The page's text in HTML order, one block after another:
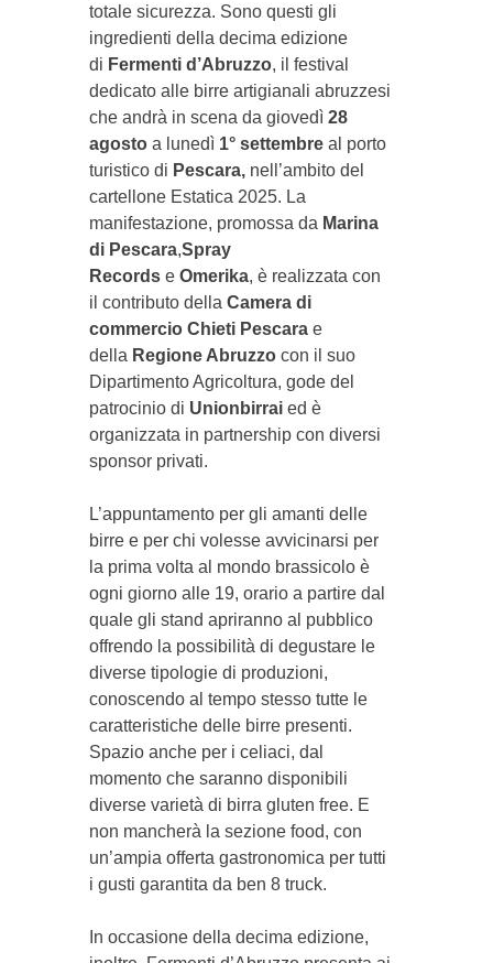
totale sicurezza. Sono questi gli
ingredienti della decima edizione
di Fermenti d’Abruzzo, il festival
dedicato alle birre artigianali abruzzesi
che andrà in scena da giovedì 28
agosto a lunedì 1° settembre al porto
turistico di Pescara, nell’ambito del
cartellone Estatica 2025. La
manifestazione, promossa da Marina
di Pescara,Spray
Recordse Omerika, è realizzata con
il contributo della Camera di
commercio Chieti Pescarae
della Regione Abruzzocon il suo
Dipartimento Agricoltura, gode del
patrocinio di Unionbirraied è
organizzata in partnership con diversi
sponsor privati.
L’appuntamento per gli amanti delle
birre e per chi volesse avvicinarsi per
la prima volta al mondo brassicolo è
ogni giorno alle 19, orario a partire dal
quale gli stand apriranno al pubblico
offrendo la possibilità di degustare le
diverse tipologie di produzioni,
conoscendo al tempo stesso tutte le
caratteristiche delle birre presenti.
Spazio anche per i celiaci, dal
momento che saranno disponibili
diverse varietà di birra gluten free. E
non mancherà la sezione food, con
un’ampia offerta gastronomica per tutti
i gusti garantita da ben 8 truck.
In occasione della decima edizione,